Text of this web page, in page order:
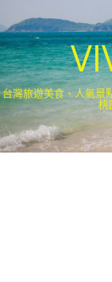
台灣旅遊美食、人氣景
桃